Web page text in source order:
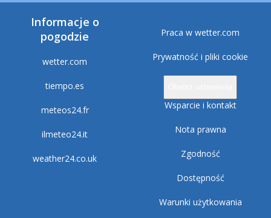
Informacje o
pogodzie
wetter.com
tiempo.es
meteos24.fr
ilmeteo24.it
weather24.co.uk
Praca w wetter.com
Prywatność i pliki cookie
Wsparcie i kontakt
Nota prawna
Zgodność
Dostępność
Warunki użytkowania